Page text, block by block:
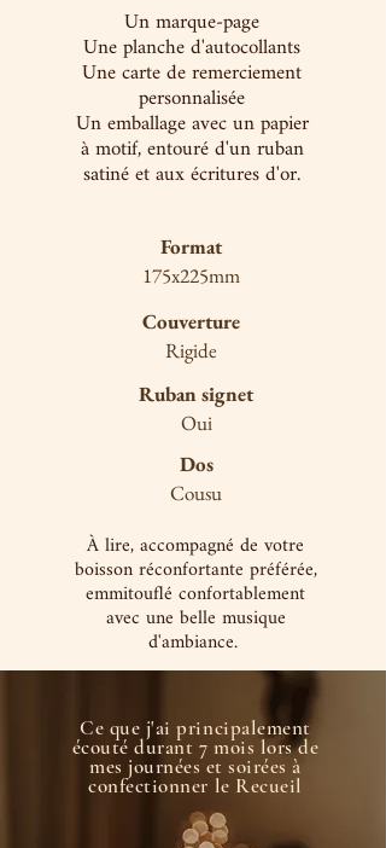
Un marque-page
Une planche d'autocollants
Une carte de remerciement
personnalisée
Un emballage avec un papier
à motif, entouré d'un ruban
satiné et aux écritures d'or.
Format
175x225mm
Couverture
Rigide
Ruban signet
Oui
Dos
Cousu
À lire, accompagné de votre
boisson réconfortante préférée,
emmitouflé confortablement
avec une belle musique
d'ambiance.
Ce que j'ai principalement
écouté durant 7 mois lors de
mes journées et soirées à
confectionner le Recueil